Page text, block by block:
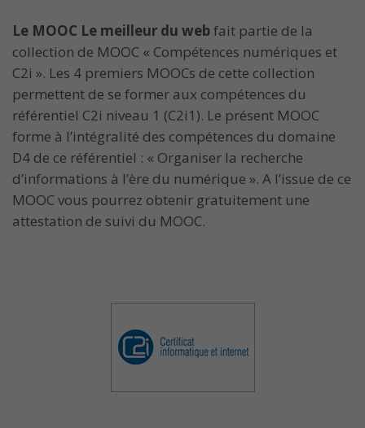
Le MOOC Le meilleur du webfait partie de la
collection de MOOC « Compétences numériques et
C2i ». Les 4 premiers MOOCs de cette collection
permettent de se former aux compétences du
référentiel C2i niveau 1 (C2i1). Le présent MOOC
forme à l’intégralité des compétences du domaine
D4 de ce référentiel : « Organiser la recherche
d’informations à l’ère du numérique ». A l’issue de ce
MOOC vous pourrez obtenir gratuitement une
attestation de suivi du MOOC.